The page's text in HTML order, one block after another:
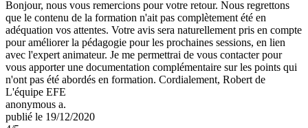
Bonjour, nous vous remercions pour votre retour. Nous regrettons
que le contenu de la formation n'ait pas complètement été en
adéquation vos attentes. Votre avis sera naturellement pris en compte
pour améliorer la pédagogie pour les prochaines sessions, en lien
avec l'expert animateur. Je me permettrai de vous contacter pour
vous apporter une documentation complémentaire sur les points qui
n'ont pas été abordés en formation. Cordialement, Robert de
L'équipe EFE
anonymous a.
publié le 19/12/2020